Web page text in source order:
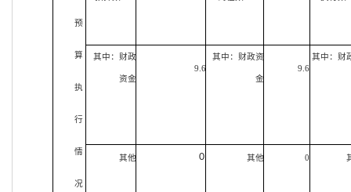
预
算
执
行
情
况
其中：财政
资金
9.6
其中：财政资
金
9.6
其中：财
其他 0 其他 0